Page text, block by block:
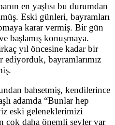
en yaşlısı bu durumdan
Eski günleri, bayramları
karar vermiş. Bir gün
başlamış konuşmaya.
yıl öncesine kadar bir
bayramlarımız
bahsetmiş, kendilerince
adamda “Bunlar hep
eski geleneklerimizi
çok daha önemli şeyler var